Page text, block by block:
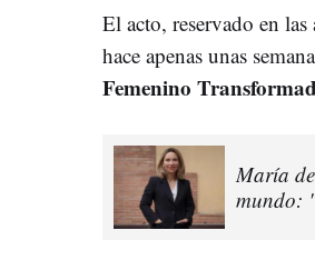
El acto, reservado en las
hace apenas unas
Femenino
María
mundo: